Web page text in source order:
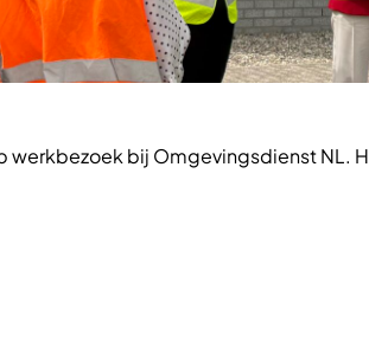
bij Omgevingsdienst NL.